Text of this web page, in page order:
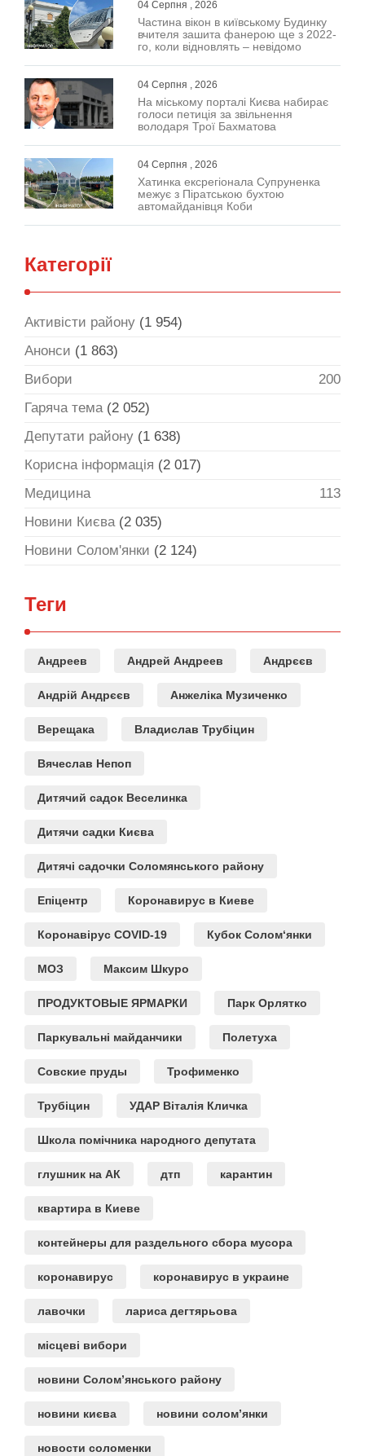
04 Серпня , 2026
Частина вікон в київському Будинку
вчителя зашита фанерою ще з 2022-
го, коли відновлять – невідомо
04 Серпня , 2026
На міському порталі Києва набирає
голоси петиція за звільнення
володаря Трої Бахматова
04 Серпня , 2026
Хатинка ексрегіонала Супруненка
межує з Піратською бухтою
автомайданівця Коби
Категорії
Активісти району (1 954)
Анонси (1 863)
Вибори
200
Гаряча тема(2 052)
Депутати району (1 638)
Корисна інформація (2 017)
Медицина
113
Новини Києва(2 035)
Новини Солом'янки (2 124)
Теги
Андреев Андрей Андреев Андрєєв
Андрій Андрєєв Анжеліка Музиченко
Верещака Владислав Трубіцин
Вячеслав Непоп
Дитячий садок Веселинка
Дитячи садки Києва
Дитячі садочки Соломянського району
Епіцентр Коронавирус в Киеве
Коронавірус COVID-19 Кубок Солом‘янки
МОЗ Максим Шкуро
ПРОДУКТОВЫЕ ЯРМАРКИ Парк Орлятко
Паркувальні майданчики Полетуха
Совские пруды Трофименко
Трубіцин УДАР Віталія Кличка
Школа помічника народного депутата
глушник на АК дтп карантин
квартира в Киеве
контейнеры для раздельного сбора мусора
коронавирус коронавирус в украине
лавочки лариса дегтярьова
місцеві вибори
новини Солом’янського району
новини києва новини солом’янки
новости соломенки